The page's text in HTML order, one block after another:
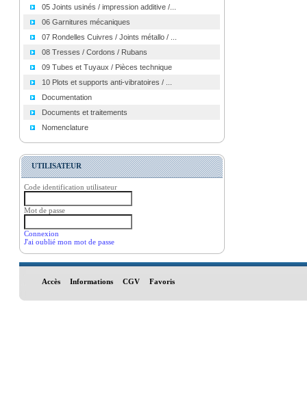
05 Joints usinés / impression additive /...
06 Garnitures mécaniques
07 Rondelles Cuivres / Joints métallo / ...
08 Tresses / Cordons / Rubans
09 Tubes et Tuyaux / Pièces technique
10 Plots et supports anti-vibratoires / ...
Documentation
Documents et traitements
Nomenclature
UTILISATEUR
Code identification utilisateur
Mot de passe
Connexion
J'ai oublié mon mot de passe
Accès Informations CGV Favoris